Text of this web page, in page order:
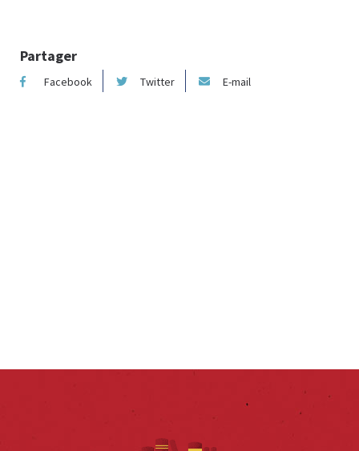
Partager
Facebook Twitter E-mail